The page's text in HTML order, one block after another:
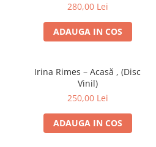
280,00 Lei
ADAUGA IN COS
Irina Rimes – Acasă , (Disc
Vinil)
250,00 Lei
ADAUGA IN COS